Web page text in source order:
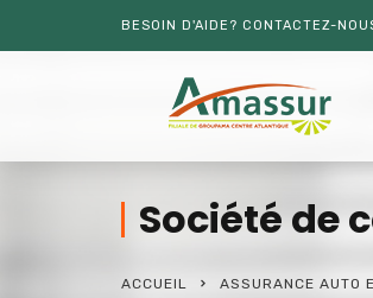
BESOIN D'AIDE? CONTACTEZ-
Société de
ACCUEIL ASSURANCE AUTO